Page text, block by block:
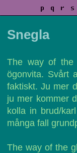
p
q r s
Snegla
The way of the
ögonvita. Svårt
faktiskt. Ju mer
ju mer kommer
kolla in brud/
många fall
The way of the